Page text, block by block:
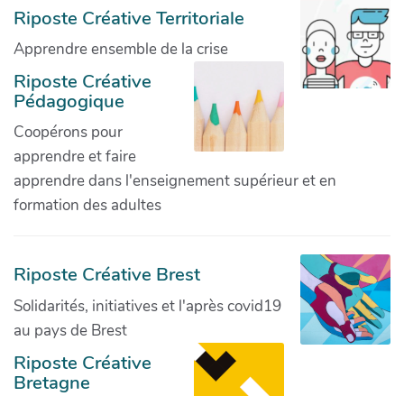
Riposte Créative Territoriale
Apprendre ensemble de la crise
Riposte Créative
Pédagogique
Coopérons pour
apprendre et faire
apprendre dans l'enseignement supérieur et en
formation des adultes
Riposte Créative Brest
Solidarités, initiatives et l'après covid19
au pays de Brest
Riposte Créative
Bretagne